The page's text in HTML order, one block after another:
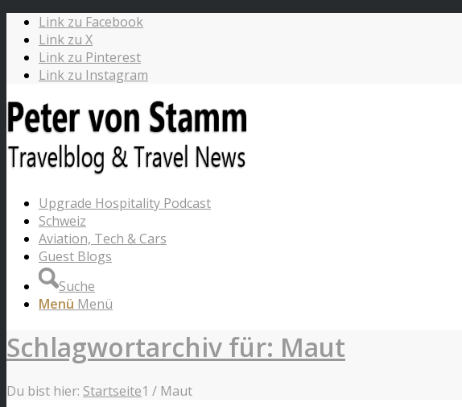
Link zu Facebook
Link zu X
Link zu Pinterest
Link zu Instagram
Upgrade Hospitality Podcast
Schweiz
Aviation, Tech & Cars
Guest Blogs
Suche
Menü Menü
Schlagwortarchiv für: Maut
Du bist hier: Startseite1 / Maut